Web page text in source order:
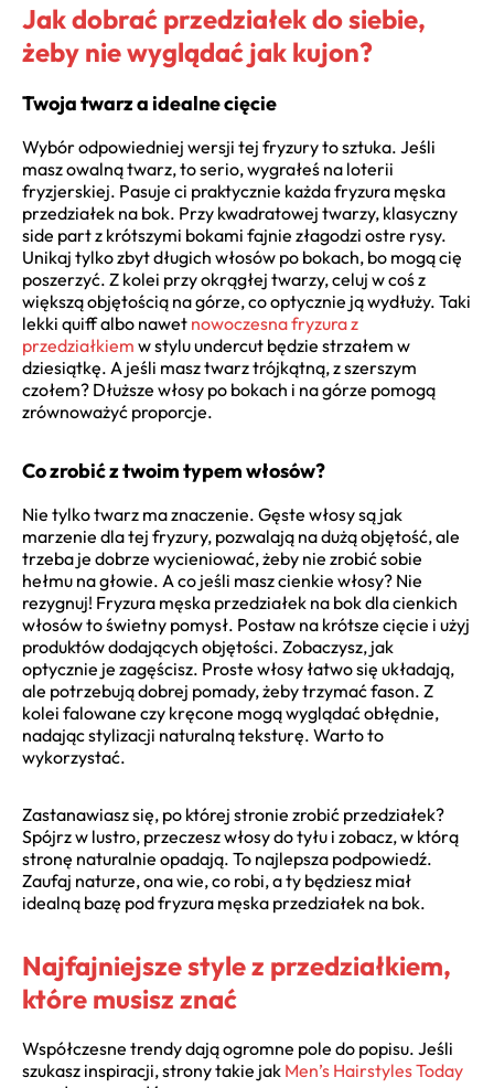
Jak dobrać przedziałek do siebie,
żeby nie wyglądać jak kujon?
Twoja twarz a idealne cięcie
Wybór odpowiedniej wersji tej fryzury to sztuka. Jeśli
masz owalną twarz, to serio, wygrałeś na loterii
fryzjerskiej. Pasuje ci praktycznie każda fryzura męska
przedziałek na bok. Przy kwadratowej twarzy, klasyczny
side part z krótszymi bokami fajnie złagodzi ostre rysy.
Unikaj tylko zbyt długich włosów po bokach, bo mogą cię
poszerzyć. Z kolei przy okrągłej twarzy, celuj w coś z
większą objętością na górze, co optycznie ją wydłuży. Taki
lekki quiff albo nawet nowoczesna fryzura z
przedziałkiem w stylu undercut będzie strzałem w
dziesiątkę. A jeśli masz twarz trójkątną, z szerszym
czołem? Dłuższe włosy po bokach i na górze pomogą
zrównoważyć proporcje.
Co zrobić z twoim typem włosów?
Nie tylko twarz ma znaczenie. Gęste włosy są jak
marzenie dla tej fryzury, pozwalają na dużą objętość, ale
trzeba je dobrze wycieniować, żeby nie zrobić sobie
hełmu na głowie. A co jeśli masz cienkie włosy? Nie
rezygnuj! Fryzura męska przedziałek na bok dla cienkich
włosów to świetny pomysł. Postaw na krótsze cięcie i użyj
produktów dodających objętości. Zobaczysz, jak
optycznie je zagęścisz. Proste włosy łatwo się układają,
ale potrzebują dobrej pomady, żeby trzymać fason. Z
kolei falowane czy kręcone mogą wyglądać obłędnie,
nadając stylizacji naturalną teksturę. Warto to
wykorzystać.
Zastanawiasz się, po której stronie zrobić przedziałek?
Spójrz w lustro, przeczesz włosy do tyłu i zobacz, w którą
stronę naturalnie opadają. To najlepsza podpowiedź.
Zaufaj naturze, ona wie, co robi, a ty będziesz miał
idealną bazę pod fryzura męska przedziałek na bok.
Najfajniejsze style z przedziałkiem,
które musisz znać
Współczesne trendy dają ogromne pole do popisu. Jeśli
szukasz inspiracji, strony takie jak Men’s Hairstyles Today